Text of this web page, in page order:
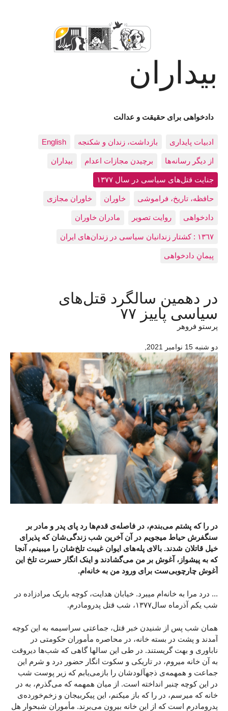
بیداران
دادخواهی برای حقیقت و عدالت
ادبيات پايداری بازداشت، زندان و شکنجه English
از دیگر رسانه‌ها برچیدن مجازات اعدام بيداران
جنایت قتل‌های سیاسی در سال ۱۳۷۷
حافظه، تاريخ، فراموشی خاوران خاوران مجازی
دادخواهی روایت تصویر مادران خاوران
١٣٦٧ : کشتار زندانيان سياسی در زندان‌های ایران
پیمانِ دادخواهی
در دهمین سالگرد قتل‌های
سیاسی پاییز ۷۷
پرستو فروهر
دو شنبه 15 نوامبر 2021 ,
در را که پشتم می‌بندم، در فاصله‌ی قدم‌ها رد پای پدر و مادر بر
سنگفرش حیاط میجویم در آن آخرین شب زندگی‌شان که پذیرای
خیل قاتلان شدند. بالای پله‌های ایوان غیبت تلخ‌شان را میبینم، آنجا
که به پیشواز، آغوش بر من می‌گشادند و اینک انگار حسرت تلخ این
آغوش چارچوبی‌ست برای ورود من به خانه‌ام.
... درد مرا به خانه‌ام میبرد. خیابان هدایت، کوچه باریک مرادزاده در
شب یکم آذرماه سال۱۳۷۷، شب قتل پدرومادرم.
همان شب پس از شنیدن خبر قتل، جماعتی سراسیمه به این کوچه
آمدند و پشت در بسته خانه، در محاصره مأموران حکومتی در
ناباوری و بهت گریستند. در طی این سالها گاهی که شب‌ها دیروقت
به آن خانه میروم، در تاریکی و سکوت انگار حضور درد و شرم این
جماعت و همهمه‌ی ذجهآلودشان را بازمی‌یابم که زیر پوست شب
در این کوچه چنبر انداخته است. از میان همهمه که می‌گذرم، به در
خانه که میرسم، در را که باز میکنم، این پیکربیجان و زخم‌خورده‌ی
پدرومادرم است که از این خانه بیرون می‌برند. مأموران شبحوار هل